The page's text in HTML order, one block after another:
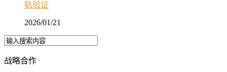
轨验证
2026/01/21
战略合作